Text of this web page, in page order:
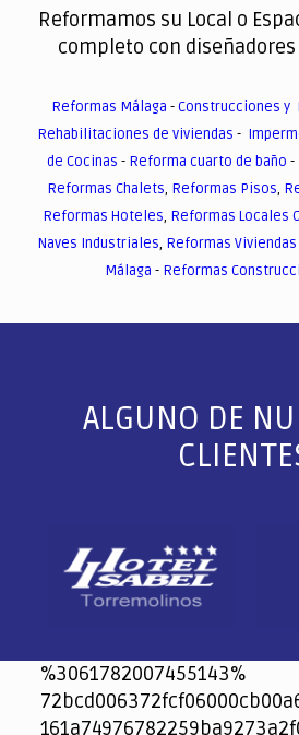
Reformamos su Local o
completo con
Reformas Málaga -Construcciones y
Rehabilitaciones de viviendas -
de Cocinas - Reforma cuarto de baño -
Reformas Chalets, Reformas Pisos,
Reformas Hoteles, Reformas Locales
Naves Industriales, Reformas Viviendas
Málaga - Reformas
ALGUNO DE
%3061782007455143%